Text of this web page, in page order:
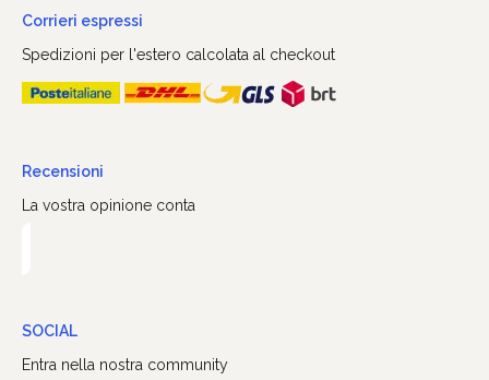
Corrieri espressi
Spedizioni per l'estero calcolata al checkout
Recensioni
La vostra opinione conta
SOCIAL
Entra nella nostra community